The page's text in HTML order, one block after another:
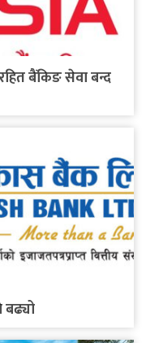
बैंकिङ सेवा बन्द
बढ्यो